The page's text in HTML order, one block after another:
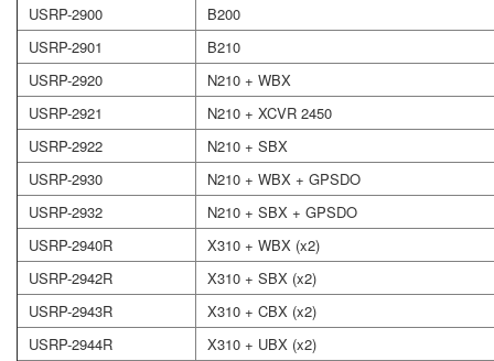
USRP-2900
B200
USRP-2901
B210
USRP-2920
N210 + WBX
USRP-2921
N210 + XCVR 2450
USRP-2922
N210 + SBX
USRP-2930
N210 + WBX + GPSDO
USRP-2932
N210 + SBX + GPSDO
USRP-2940R
X310 + WBX (x2)
USRP-2942R
X310 + SBX (x2)
USRP-2943R
X310 + CBX (x2)
USRP-2944R
X310 + UBX (x2)